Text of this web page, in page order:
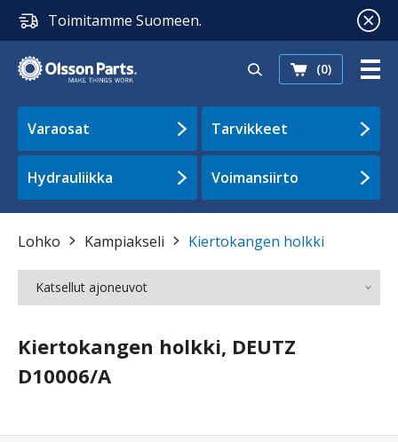
Toimitamme Suomeen.
(0)
Varaosat Tarvikkeet
Hydrauliikka Voimansiirto
Lohko Kampiakseli Kiertokangen holkki
Katsellut ajoneuvot
Kiertokangen holkki, DEUTZ
D10006/A